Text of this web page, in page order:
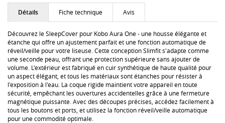
Détails Fiche technique Avis
Découvrez le SleepCover pour Kobo Aura One - une housse élégante et
étanche qui offre un ajustement parfait et une fonction automatique de
réveil/veille pour votre liseuse. Cette conception Slimfit s'adapte comme
une seconde peau, offrant une protection supérieure sans ajouter de
volume. L'extérieur est fabriqué en cuir synthétique de haute qualité pour
un aspect élégant, et tous les matériaux sont étanches pour résister à
l'exposition à l'eau. La coque rigide maintient votre appareil en toute
sécurité, empêchant les ouvertures accidentelles grâce à une fermeture
magnétique puissante. Avec des découpes précises, accédez facilement à
tous les boutons et ports, et utilisez la fonction réveil/veille automatique
pour une commodité optimale.